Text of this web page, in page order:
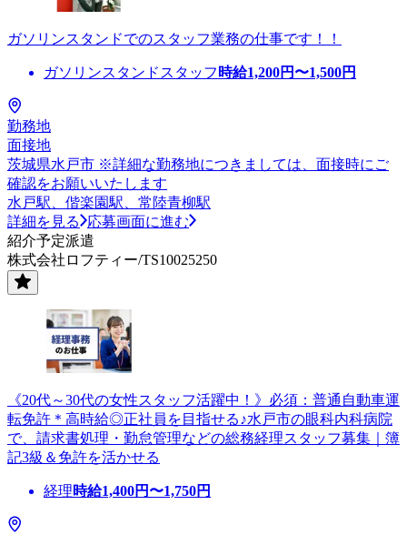
ガソリンスタンドでのスタッフ業務の仕事です！！
ガソリンスタンドスタッフ 時給1,200円〜1,500円
勤務地
面接地
茨城県水戸市 ※詳細な勤務地につきましては、面接時にご
確認をお願いいたします
水戸駅、偕楽園駅、常陸青柳駅
詳細を見る
応募画面に進む
紹介予定派遣
株式会社ロフティー/TS10025250
《20代～30代の女性スタッフ活躍中！》必須：普通自動車運
転免許＊高時給◎正社員を目指せる♪水戸市の眼科内科病院
で、請求書処理・勤怠管理などの総務経理スタッフ募集｜簿
記3級＆免許を活かせる
経理時給1,400円〜1,750円